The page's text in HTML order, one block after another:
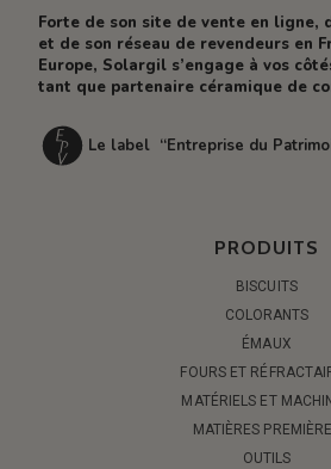
Forte de son site de vente en ligne,
et de son réseau de revendeurs en
Europe, Solargil s’engage à vos
tant que partenaire céramique de
Le label “Entreprise du
PRODUITS
BISCUITS
COLORANTS
ÉMAUX
FOURS ET
MATÉRIELS ET
MATIÈRES
OUTILS